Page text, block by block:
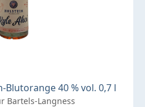
Blutorange 40 % vol. 0,7 l
Bartels-Langness